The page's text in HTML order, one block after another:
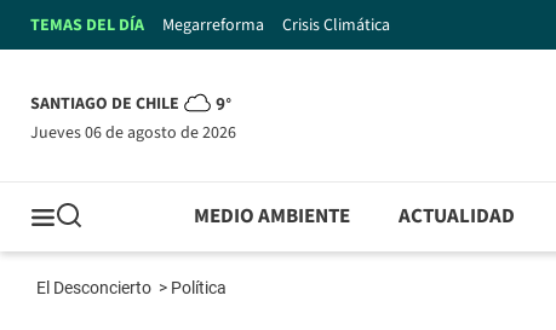
TEMAS DEL DÍA Megarreforma Crisis Climática
SANTIAGO DE CHILE 9°
jueves 06 de agosto de 2026
MEDIO AMBIENTE ACTUALIDAD
El Desconcierto > Política